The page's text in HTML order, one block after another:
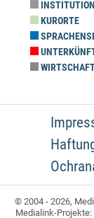
KURORTE
© 2004 - 2026,
Medialink-Projekte: